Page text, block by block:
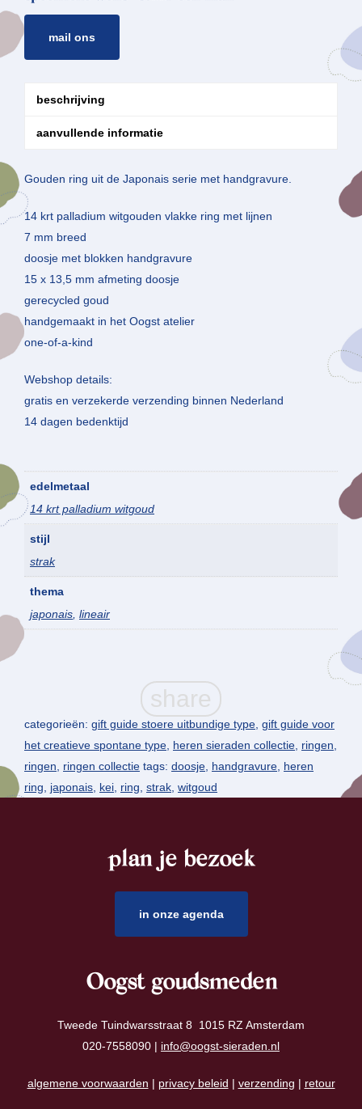
mail ons
beschrijving
aanvullende informatie
Gouden ring uit de Japonais serie met handgravure.
14 krt palladium witgouden vlakke ring met lijnen
7 mm breed
doosje met blokken handgravure
15 x 13,5 mm afmeting doosje
gerecycled goud
handgemaakt in het Oogst atelier
one-of-a-kind
Webshop details:
gratis en verzekerde verzending binnen Nederland
14 dagen bedenktijd
edelmetaal
14 krt palladium witgoud
stijl
strak
thema
japonais lineair
categorieën: gift guide stoere uitbundige type gift guide voor
het creatieve spontane type heren sieraden collectie ringen
ringen
ringen collectie tags: doosje handgravure heren
ring
japonais kei ring strak witgoud
plan je bezoek
in onze agenda
Oogst goudsmeden
Tweede Tuindwarsstraat 8 1015 RZ Amsterdam
020-7558090 | info@oogst-sieraden.nl
algemene voorwaarden | privacy beleid | verzending | retour